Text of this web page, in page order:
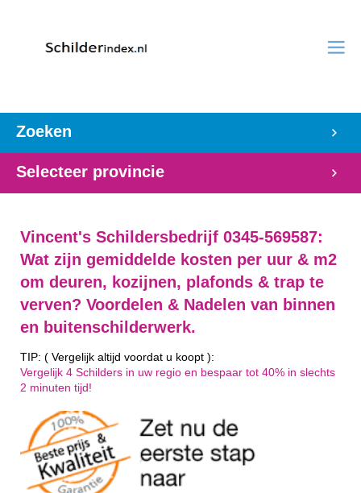
Zoeken
Selecteer provincie
Vincent's Schildersbedrijf 0345-569587:
Wat zijn gemiddelde kosten per uur & m2
om deuren, kozijnen, plafonds & trap te
verven? Voordelen & Nadelen van binnen
en buitenschilderwerk.
TIP: ( Vergelijk altijd voordat u koopt ):
Vergelijk 4 Schilders in uw regio en bespaar tot 40% in slechts
2 minuten tijd!